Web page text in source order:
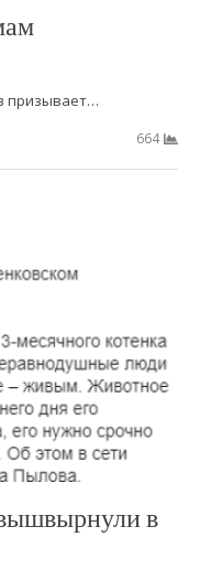
призывает…
664
в